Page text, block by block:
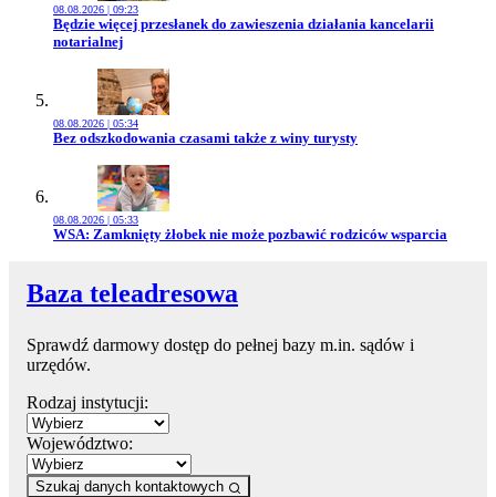
08.08.2026 | 09:23
Przejdź do artykułu:
Będzie więcej przesłanek do zawieszenia działania kancelarii
notarialnej
08.08.2026 | 05:34
Przejdź do artykułu:
Bez odszkodowania czasami także z winy turysty
08.08.2026 | 05:33
Przejdź do artykułu:
WSA: Zamknięty żłobek nie może pozbawić rodziców wsparcia
Baza teleadresowa
Sprawdź darmowy dostęp do pełnej bazy m.in. sądów i
urzędów.
Rodzaj instytucji:
Województwo:
Szukaj danych kontaktowych